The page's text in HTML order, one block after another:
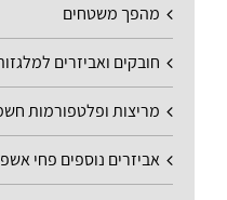
מהפך משטחים
חובקים ואביזרים
מריצות ופלטפורמות
אביזרים נוספים פחי